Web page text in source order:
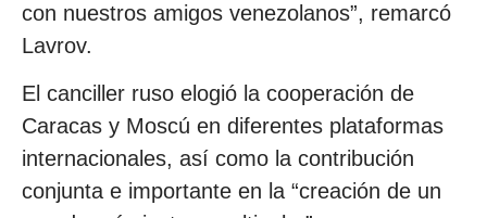
con nuestros amigos venezolanos”, remarcó
Lavrov.
El canciller ruso elogió la cooperación de
Caracas y Moscú en diferentes plataformas
internacionales, así como la contribución
conjunta e importante en la “creación de un